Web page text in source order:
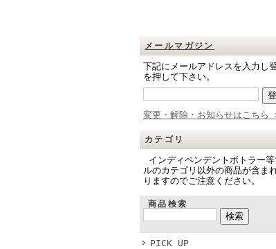
メールマガジン
下記にメールアドレスを入力し
を押して下さい。
変更・解除・お知らせはこちら
カテゴリ
インディペンデントボトラー等
ルのカテゴリ以外の商品が含ま
りますのでご注意ください。
商品検索
PICK UP